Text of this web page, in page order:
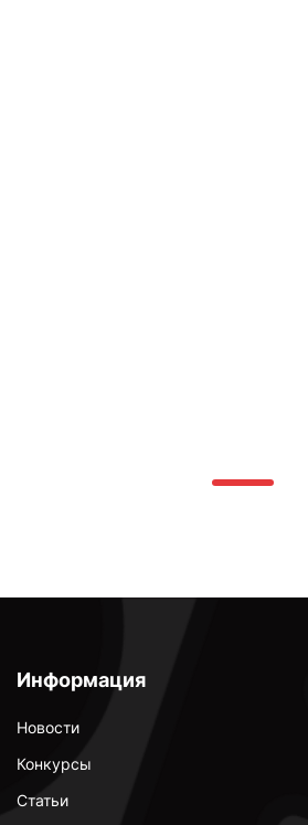
Информация
Новости
Конкурсы
Статьи